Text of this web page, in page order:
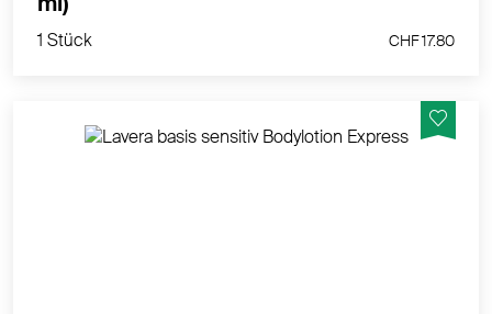
1 Stück CHF 17.80